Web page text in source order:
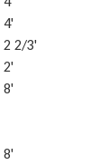
4'
2 2/3'
2'
8'
8'